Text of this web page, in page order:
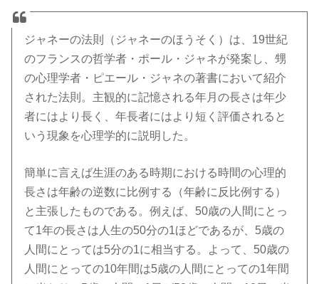
ジャネーの法則（ジャネーのほうそく）は、19世紀
のフランスの哲学者・ポール・ジャネが発案し、甥
の心理学者・ピエール・ジャネの著書において紹介
された法則。主観的に記憶される年月の長さは年少
者にはより長く、年長者にはより短く評価されると
いう現象を心理学的に説明した。
簡単に言えば生涯のある時期における時間の心理的
長さは年齢の逆数に比例する（年齢に反比例する）
と主張したものである。例えば、50歳の人間にとっ
て1年の長さは人生の50分の1ほどであるが、5歳の
人間にとっては5分の1に相当する。よって、50歳の
人間にとっての10年間は5歳の人間にとっての1年間